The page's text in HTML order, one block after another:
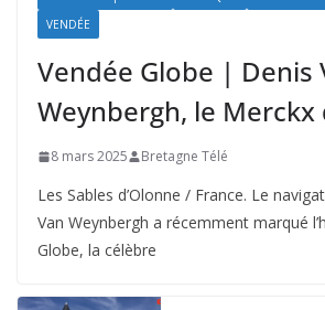
VENDÉE
Vendée Globe | Denis
Weynbergh, le Merckx
8 mars 2025 Bretagne Télé
Les Sables d’Olonne / France. Le
Van Weynbergh a récemment marqué
Globe, la célèbre